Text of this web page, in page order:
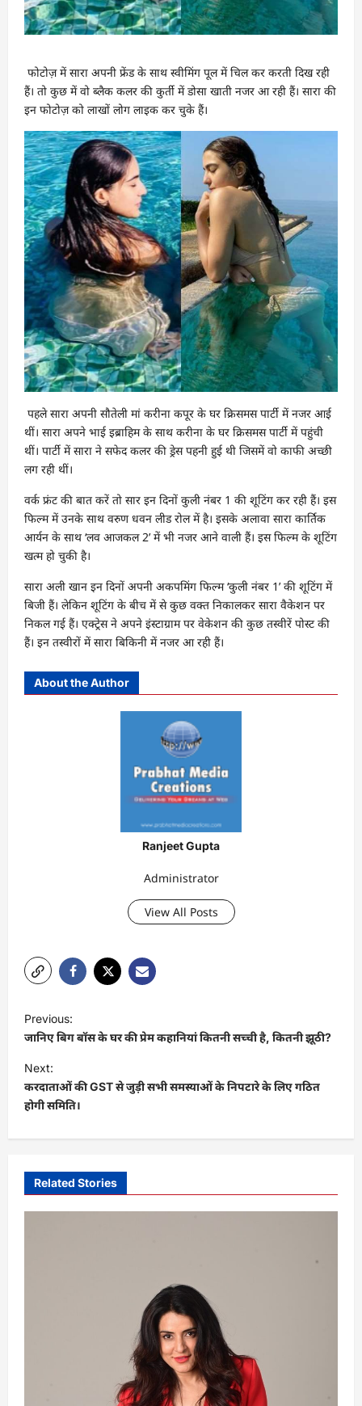
फोटोज़ में सारा अपनी फ्रेंड के साथ स्वीमिंग पूल में चिल कर करती दिख रही
हैं। तो कुछ में वो ब्लैक कलर की कुर्ती में डोसा खाती नजर आ रही हैं। सारा की
इन फोटोज़ को लाखों लोग लाइक कर चुके हैं।
पहले सारा अपनी सौतेली मां करीना कपूर के घर क्रिसमस पार्टी में नजर आई
थीं। सारा अपने भाई इब्राहिम के साथ करीना के घर क्रिसमस पार्टी में पहुंची
थीं। पार्टी में सारा ने सफेद कलर की ड्रेस पहनी हुई थी जिसमें वो काफी अच्छी
लग रही थीं।
वर्क फ्रंट की बात करें तो सार इन दिनों कुली नंबर 1 की शूटिंग कर रही हैं। इस
फिल्म में उनके साथ वरुण धवन लीड रोल में है। इसके अलावा सारा कार्तिक
आर्यन के साथ ‘लव आजकल 2’ में भी नजर आने वाली हैं। इस फिल्म के शूटिंग
खत्म हो चुकी है।
सारा अली खान इन दिनों अपनी अकपमिंग फिल्म ‘कुली नंबर 1’ की शूटिंग में
बिजी हैं। लेकिन शूटिंग के बीच में से कुछ वक्त निकालकर सारा वैकेशन पर
निकल गई हैं। एक्ट्रेस ने अपने इंस्टाग्राम पर वेकेशन की कुछ तस्वीरें पोस्ट की
हैं। इन तस्वीरों में सारा बिकिनी में नजर आ रही हैं।
About the Author
Ranjeet Gupta
Administrator
View All Posts
P
o
s
t
n
a
g
Previous:
जानिए बिग बॉस के घर की प्रेम कहानियां कितनी सच्ची है, कितनी झूठी?
Next:
करदाताओं की GST से जुड़ी सभी समस्याओं के निपटारे के लिए गठित
होगी समिति।
Related Stories